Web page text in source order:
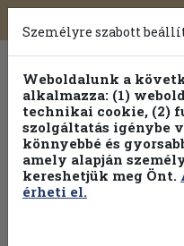
Toggle
navigation
Személyre szabott
Weboldalunk a
alkalmazza: (1)
technikai cookie, (2)
szolgáltatás igénybe
könnyebbé és
amely alapján
kereshetjük meg Önt.
érheti el.